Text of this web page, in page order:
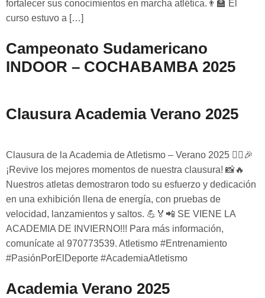
fortalecer sus conocimientos en marcha atlética.👨‍🏫 El
curso estuvo a […]
Campeonato Sudamericano
INDOOR – COCHABAMBA 2025
Clausura Academia Verano 2025
Clausura de la Academia de Atletismo – Verano 2025 🏃‍♀️🎉
¡Revive los mejores momentos de nuestra clausura! 📸🔥
Nuestros atletas demostraron todo su esfuerzo y dedicación
en una exhibición llena de energía, con pruebas de
velocidad, lanzamientos y saltos. 💪🏅📲 SE VIENE LA
ACADEMIA DE INVIERNO!!! Para más información,
comunícate al 970773539. Atletismo #Entrenamiento
#PasiónPorElDeporte #AcademiaAtletismo
Academia Verano 2025